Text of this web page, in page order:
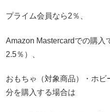
プライム会員なら2％、
Amazon Mastercardでの購入
2.5％）、
おもちゃ（対象商品）・ホビ
分を購入する場合は